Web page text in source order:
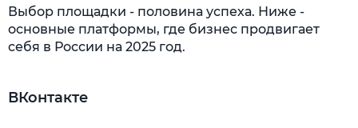
Выбор площадки - половина успеха. Ниже -
основные платформы, где бизнес продвигает
себя в России на 2025 год.
ВКонтакте